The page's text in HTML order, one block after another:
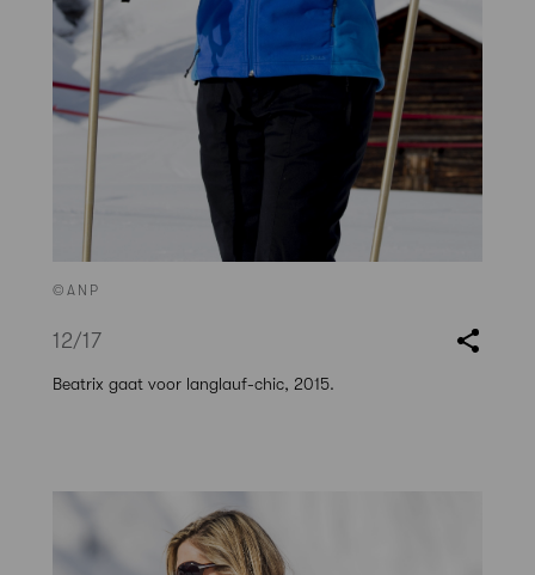
©ANP
12/17
Beatrix gaat voor langlauf-chic, 2015.